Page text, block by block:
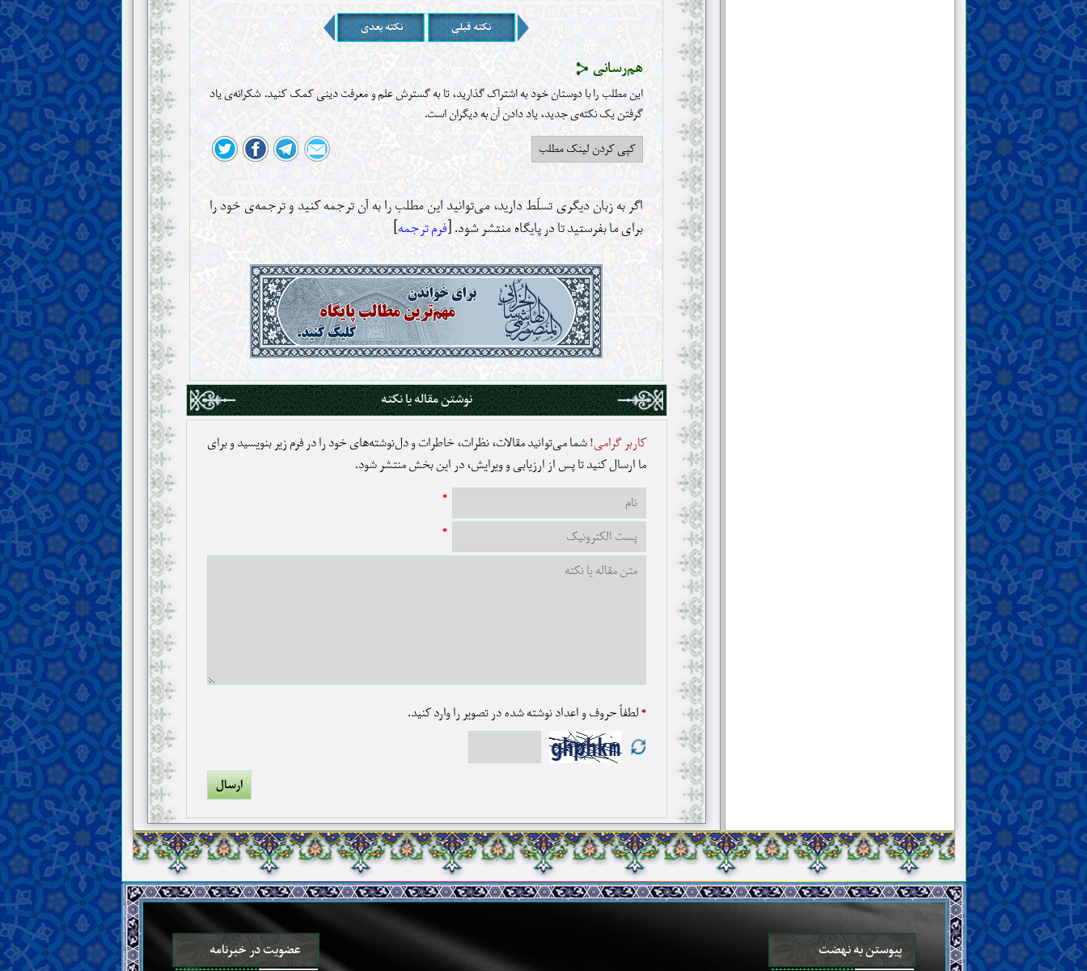
نکته قبلی نکته بعدی
هم‌رسانی
این مطلب را با دوستان خود به اشتراک گذارید، تا به گسترش علم و معرفت دینی کمک کنید. شکرانه‌ی یاد
گرفتن یک نکته‌ی جدید، یاد دادن آن به دیگران است‌.
کپی کردن لینک مطلب
اگر به زبان دیگری تسلّط دارید، می‌توانید این مطلب را به آن ترجمه کنید و ترجمه‌ی خود را
برای ما بفرستید تا در پایگاه منتشر شود. [فرم ترجمه]
نوشتن مقاله یا نکته
کاربر گرامی!شما می‌توانید مقالات، نظرات، خاطرات و دل‌نوشته‌های خود را در فرم زیر بنویسید و برای
ما ارسال کنید تا پس از ارزیابی و ویرایش، در این بخش منتشر شود.
*لطفاً حروف و اعداد نوشته شده در تصویر را وارد کنید.
۴۶ . هدایت
۴۷ . کوچ پرستوها؛ مجموعه‌ی داستان‌های کوتاه
۴۸ . جلوه‌ای از ملکوت؛ بازخوانی گفتاری از علامه
پیوستن به نهضت عضویت در خبرنامه